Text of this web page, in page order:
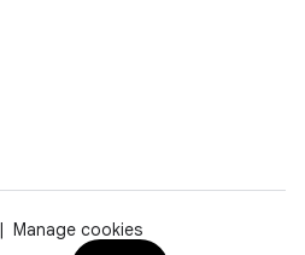
Manage cookies